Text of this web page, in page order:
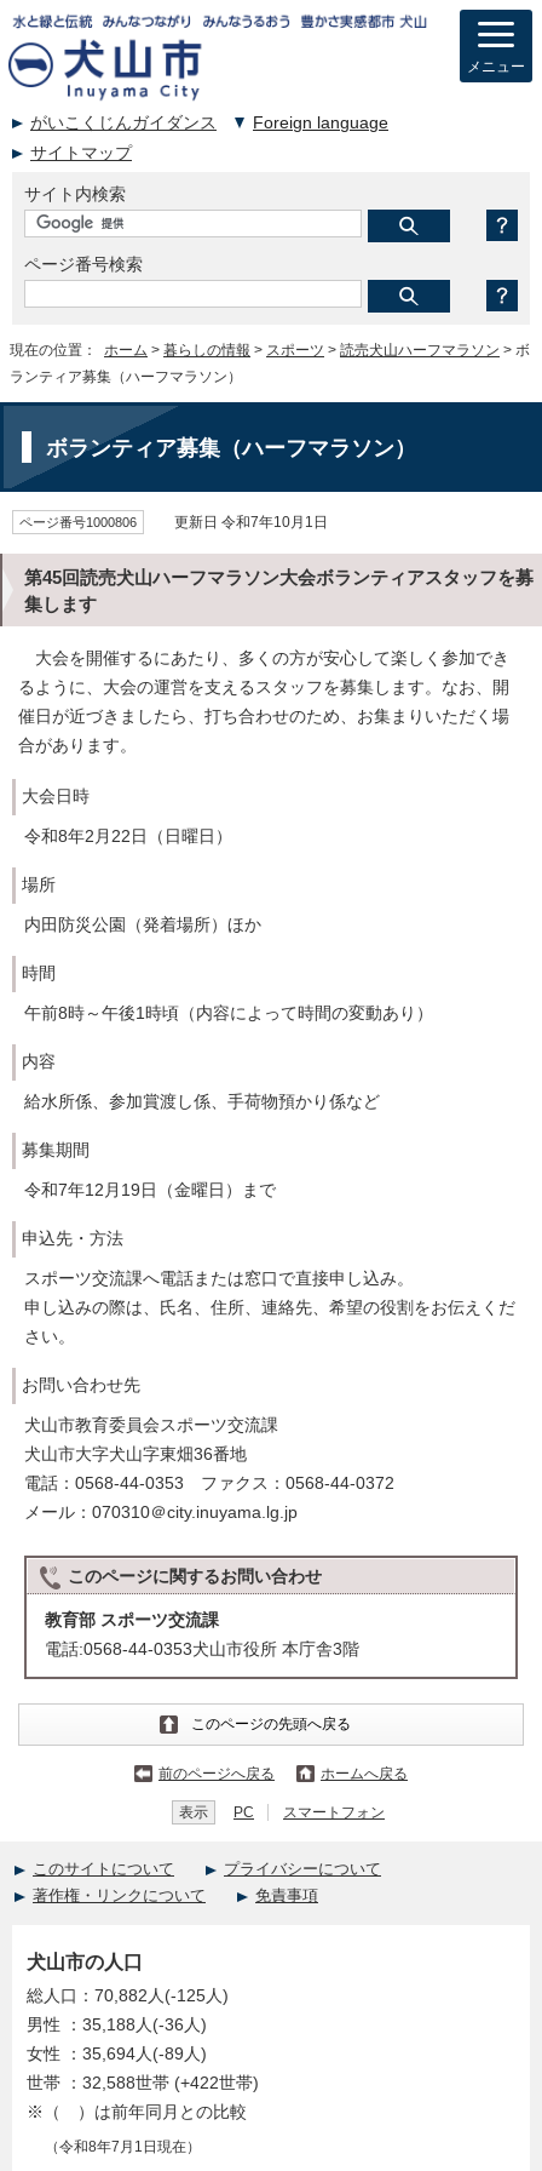
がいこくじんガイダンス
Foreign language
サイトマップ
サイト内検索
ページ番号検索
メニュー
現在の位置： ホーム > 暮らしの情報 > スポーツ > 読売犬山ハーフマラソン > ボ
ランティア募集（ハーフマラソン）
ボランティア募集（ハーフマラソン）
ページ番号1000806 更新日 令和7年10月1日
第45回読売犬山ハーフマラソン大会ボランティアスタッフを募
集します
大会を開催するにあたり、多くの方が安心して楽しく参加でき
るように、大会の運営を支えるスタッフを募集します。なお、開
催日が近づきましたら、打ち合わせのため、お集まりいただく場
合があります。
大会日時
令和8年2月22日（日曜日）
場所
内田防災公園（発着場所）ほか
時間
午前8時～午後1時頃（内容によって時間の変動あり）
内容
給水所係、参加賞渡し係、手荷物預かり係など
募集期間
令和7年12月19日（金曜日）まで
申込先・方法
スポーツ交流課へ電話または窓口で直接申し込み。
申し込みの際は、氏名、住所、連絡先、希望の役割をお伝えくだ
さい。
お問い合わせ先
犬山市教育委員会スポーツ交流課
犬山市大字犬山字東畑36番地
電話：0568-44-0353 ファクス：0568-44-0372
メール：070310＠city.inuyama.lg.jp
このページに関するお問い合わせ
教育部 スポーツ交流課
電話:0568-44-0353犬山市役所 本庁舎3階
このページの先頭へ戻る
前のページへ戻る ホームへ戻る
表示 PC スマートフォン
このサイトについて
プライバシーについて
著作権・リンクについて
免責事項
犬山市の人口
総人口：70,882人(-125人)
男性 ：35,188人(-36人)
女性 ：35,694人(-89人)
世帯 ：32,588世帯 (+422世帯)
※（ ）は前年同月との比較
（令和8年7月1日現在）